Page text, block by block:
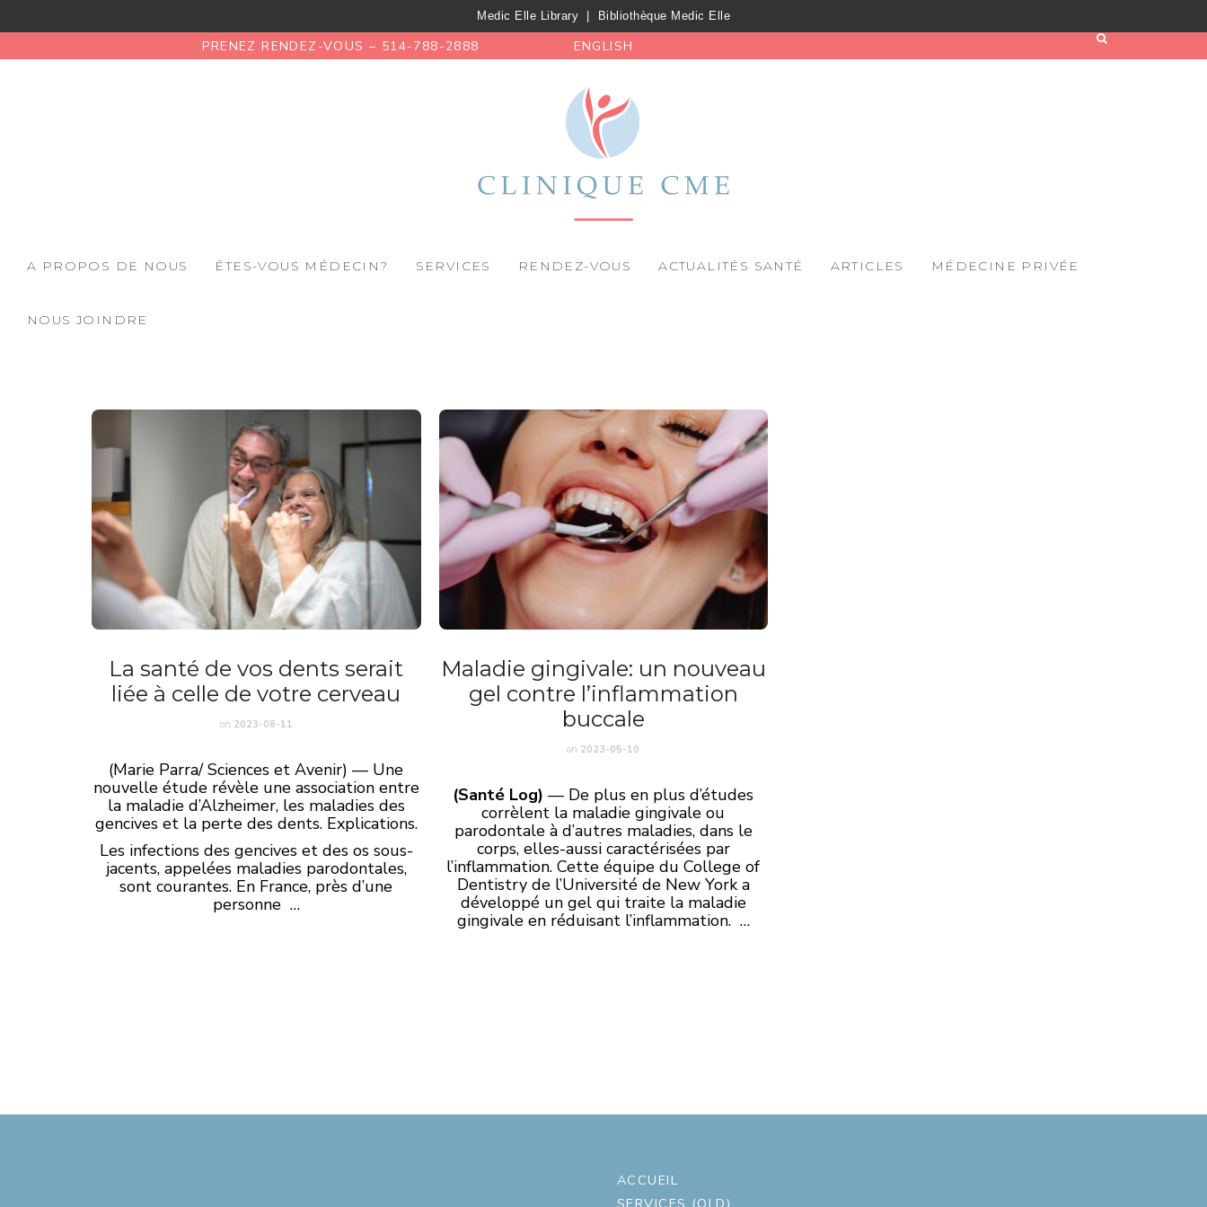
Medic Elle Library Bibliothèque Medic Elle
PRENEZ RENDEZ-VOUS – 514-788-2888 ENGLISH
A PROPOS DE NOUS ÊTES-VOUS MÉDECIN? SERVICES RENDEZ-VOUS ACTUALITÉS SANTÉ ARTICLES MÉDECINE PRIVÉE
NOUS JOINDRE
La santé de vos dents serait
liée à celle de votre cerveau
on 2023-08-11
(Marie Parra/ Sciences et Avenir) — Une
nouvelle étude révèle une association entre
la maladie d’Alzheimer, les maladies des
gencives et la perte des dents. Explications.
Les infections des gencives et des os sous-
jacents, appelées maladies parodontales,
sont courantes. En France, près d’une
personne …
Maladie gingivale: un nouveau
gel contre l’inflammation
buccale
on 2023-05-10
(Santé Log) — De plus en plus d’études
corrèlent la maladie gingivale ou
parodontale à d’autres maladies, dans le
corps, elles-aussi caractérisées par
l’inflammation. Cette équipe du College of
Dentistry de l’Université de New York a
développé un gel qui traite la maladie
gingivale en réduisant l’inflammation. …
ACCUEIL
SERVICES (OLD)